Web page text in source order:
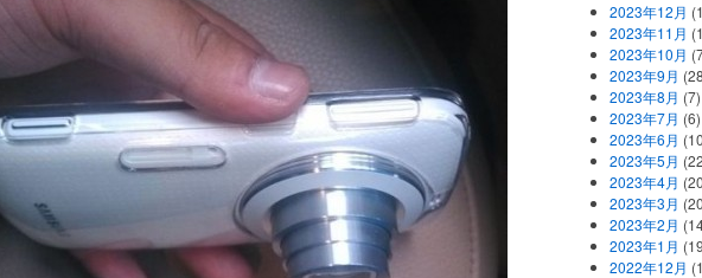
2023年12月
2023年11月
2023年10月
2023年9月
2023年8月 (7)
2023年7月 (6)
2023年6月
2023年5月
2023年4月
2023年3月
2023年2月
2023年1月
2022年12月